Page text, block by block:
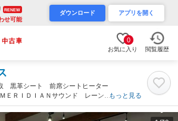
RENEW
せ可能
ダウンロード アプリを開く
0
お気に入り 閲覧履歴
黒革シート 前席シートヒーター
ＥＲＩＤＩＡＮサウンド レーンキ
ンウッドトリム ディプロイアブル
ー（埼玉県）
もっと見る